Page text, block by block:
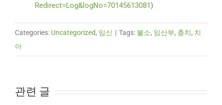
Redirect=Log&logNo=70145613081 )
Categories: Uncategorized, 임신 | Tags: 불소, 임산부, 충치, 치
아
관련 글